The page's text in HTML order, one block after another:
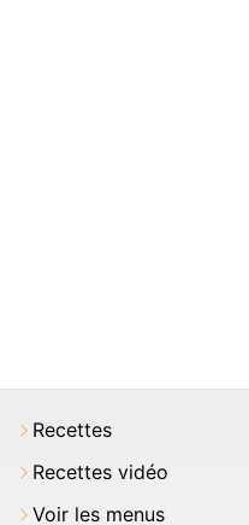
Recettes
Recettes vidéo
Voir les menus